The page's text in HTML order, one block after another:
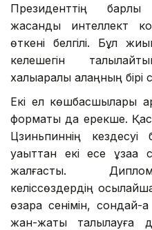
Президенттің барлық
жасанды интеллект
өткені белгілі. Бұл
келешегін
халықаралық алаңның
Екі ел көшбасшылары
форматы да ерекше.
Цзиньпиннің кездесуі
уақыттан екі есе
жалғасты.
келіссөздердің
өзара сенімін, сондай-
жан-жақты талқылауға